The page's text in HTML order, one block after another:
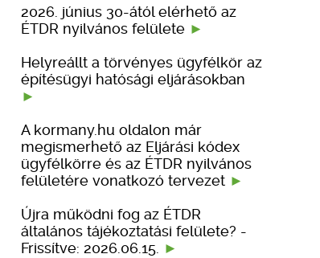
2026. június 30-ától elérhető az
ÉTDR nyilvános felülete
Helyreállt a törvényes ügyfélkör az
építésügyi hatósági eljárásokban
A kormany.hu oldalon már
megismerhető az Eljárási kódex
ügyfélkörre és az ÉTDR nyilvános
felületére vonatkozó tervezet
Újra működni fog az ÉTDR
általános tájékoztatási felülete? -
Frissítve: 2026.06.15.